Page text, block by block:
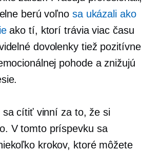
berú voľno sa ukázali ako
ako tí, ktorí trávia viac času
dovolenky tiež pozitívne
pohode a znižujú
sa cítiť vinní za to, že si
V tomto príspevku sa
krokov, ktoré môžete